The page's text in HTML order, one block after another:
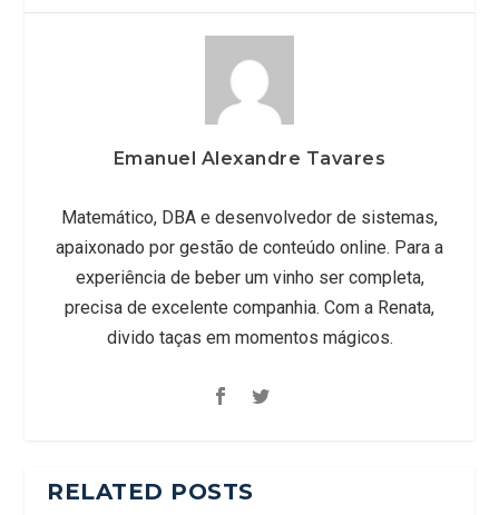
Emanuel Alexandre Tavares
Matemático, DBA e desenvolvedor de sistemas,
apaixonado por gestão de conteúdo online. Para a
experiência de beber um vinho ser completa,
precisa de excelente companhia. Com a Renata,
divido taças em momentos mágicos.
RELATED POSTS